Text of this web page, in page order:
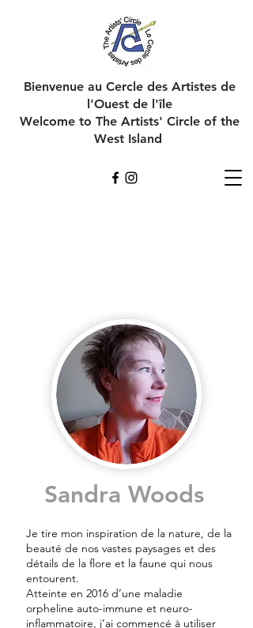
Bienvenue au Cercle des Artistes de
l'Ouest de l'île
Welcome to The Artists' Circle of the
West Island
Sandra Woods
Je tire mon inspiration de la nature, de la
beauté de nos vastes paysages et des
détails de la flore et la faune qui nous
entourent.
Atteinte en 2016 d’une maladie
orpheline auto-immune et neuro-
inflammatoire, j’ai commencé à utiliser